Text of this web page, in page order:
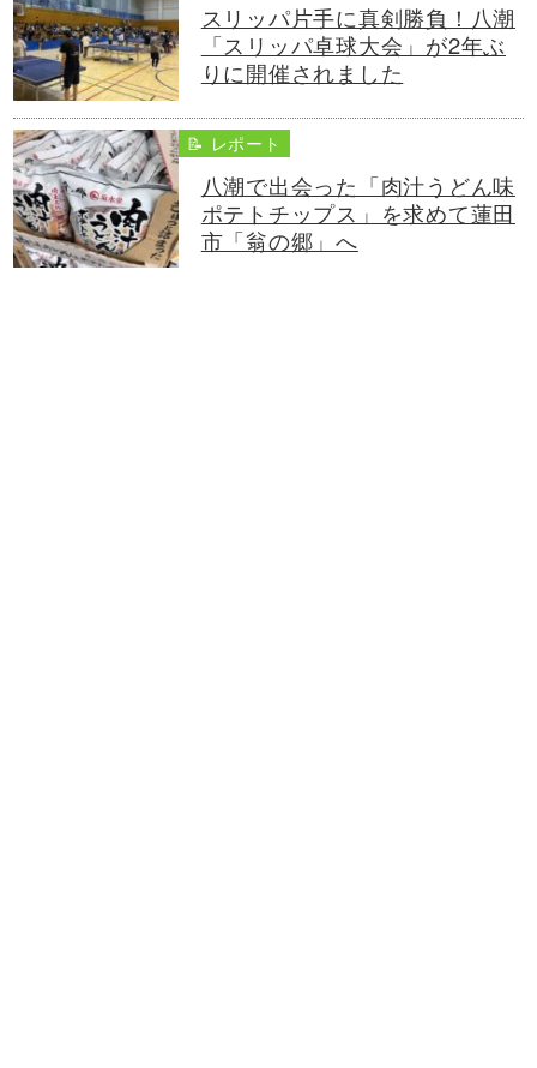
スリッパ片手に真剣勝負！八潮
「スリッパ卓球大会」が2年ぶ
りに開催されました
📝 レポート
八潮で出会った「肉汁うどん味
ポテトチップス」を求めて蓮田
市「翁の郷」へ